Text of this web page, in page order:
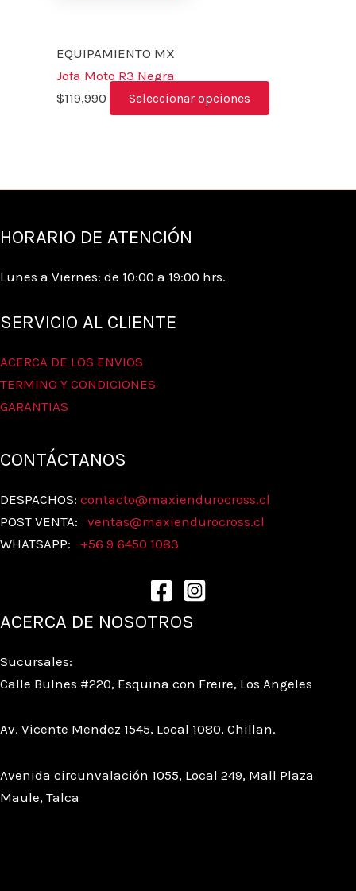
EQUIPAMIENTO MX
Jofa Moto R3 Negra
$119,990 Seleccionar opciones
HORARIO DE ATENCIÓN
Lunes a Viernes: de 10:00 a 19:00 hrs.
SERVICIO AL CLIENTE
ACERCA DE LOS ENVIOS
TERMINO Y CONDICIONES
GARANTIAS
CONTÁCTANOS
DESPACHOS: contacto@maxiendurocross.cl
POST VENTA: ventas@maxiendurocross.cl
WHATSAPP: +56 9 6450 1083
ACERCA DE NOSOTROS
Sucursales:
Calle Bulnes #220, Esquina con Freire, Los Angeles
Av. Vicente Mendez 1545, Local 1080, Chillan.
Avenida circunvalación 1055, Local 249, Mall Plaza
Maule, Talca